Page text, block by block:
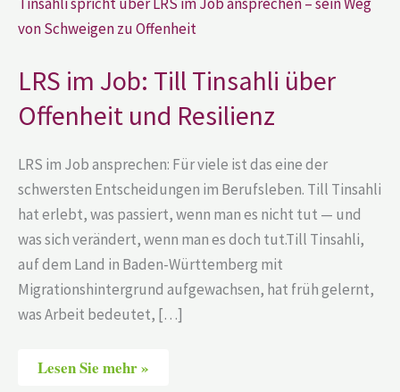
LRS im Job: Till Tinsahli über
Offenheit und Resilienz
LRS im Job ansprechen: Für viele ist das eine der
schwersten Entscheidungen im Berufsleben. Till Tinsahli
hat erlebt, was passiert, wenn man es nicht tut — und
was sich verändert, wenn man es doch tut.Till Tinsahli,
auf dem Land in Baden-Württemberg mit
Migrationshintergrund aufgewachsen, hat früh gelernt,
was Arbeit bedeutet, […]
Till
Tinsahli
und
Resilienz
Lesen Sie mehr »